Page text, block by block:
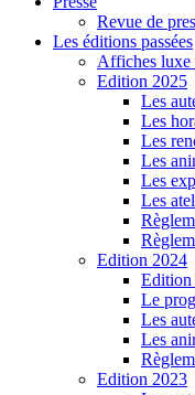
Revue de
Les éditions passées
Affiches luxe
Edition 2025
Les
Les
Les
Les
Les
Les
Edition 2024
Edition
Le
Les
Les
Edition 2023